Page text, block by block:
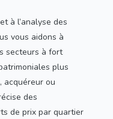
à l’analyse des
vous aidons à
secteurs à fort
plus
acquéreur ou
des
de prix par quartier